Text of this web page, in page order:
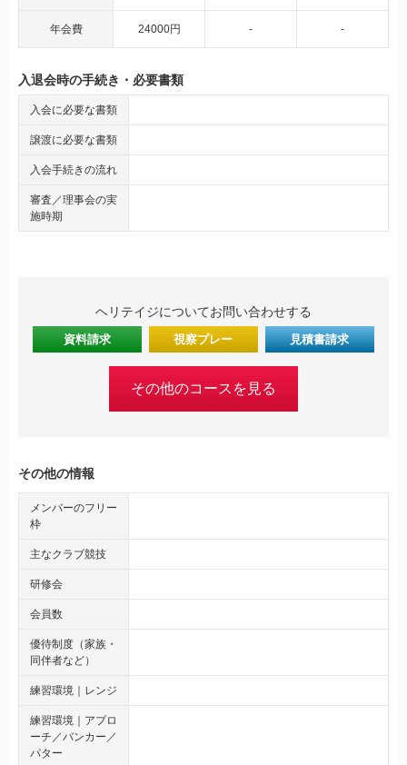
年会費 24000円 - -
入退会時の手続き・必要書類
入会に必要な書類
譲渡に必要な書類
入会手続きの流れ
審査／理事会の実
施時期
ヘリテイジについてお問い合わせする
資料請求 視察プレー 見積書請求
その他のコースを見る
その他の情報
メンバーのフリー
枠
主なクラブ競技
研修会
会員数
優待制度（家族・
同伴者など）
練習環境｜レンジ
練習環境｜アプロ
ーチ／バンカー／
パター